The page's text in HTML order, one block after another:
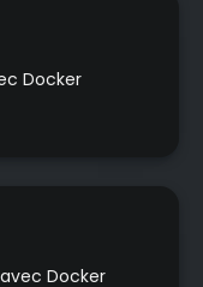
Docker
Docker